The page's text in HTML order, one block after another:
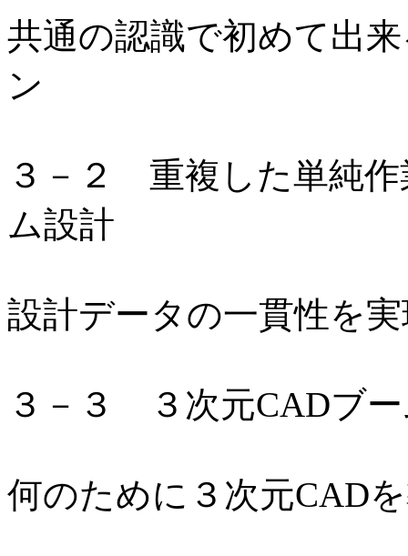
共通の認識で初めて出
ン
３－２ 重複した単純
ム設計
設計データの一貫性を
３－３ ３次元CADブ
何のために３次元CAD